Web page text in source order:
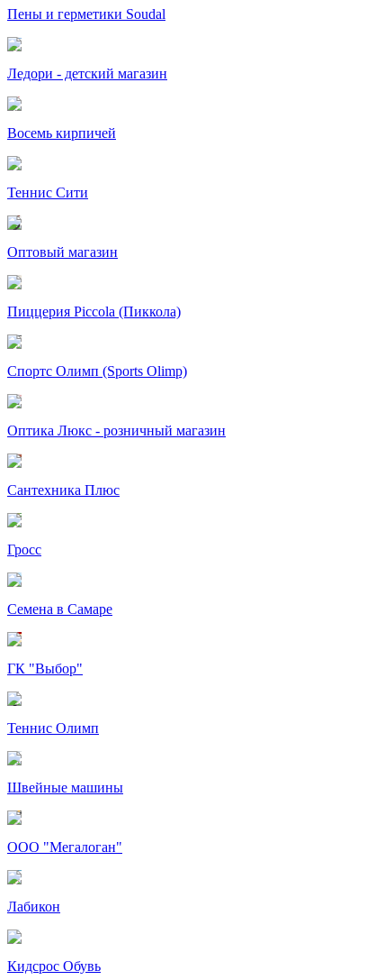
Пены и герметики Soudal
Ледори - детский магазин
Восемь кирпичей
Теннис Сити
Оптовый магазин
Пиццерия Piccola (Пиккола)
Спортс Олимп (Sports Olimp)
Оптика Люкс - розничный магазин
Сантехника Плюс
Гросс
Семена в Самаре
ГК "Выбор"
Теннис Олимп
Швейные машины
ООО "Мегалоган"
Лабикон
Кидсрос Обувь